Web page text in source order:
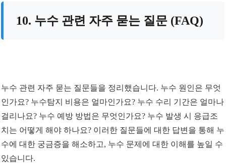
10. 누수 관련 자주 묻는 질문 (FAQ)
누수 관련 자주 묻는 질문들을 정리했습니다. 누수 원인은 무엇
인가요? 누수탐지 비용은 얼마인가요? 누수 수리 기간은 얼마나
걸리나요? 누수 예방 방법은 무엇인가요? 누수 발생 시 응급조
치는 어떻게 해야 하나요? 이러한 질문들에 대한 답변을 통해 누
수에 대한 궁금증을 해소하고, 누수 문제에 대한 이해를 높일 수
있습니다.